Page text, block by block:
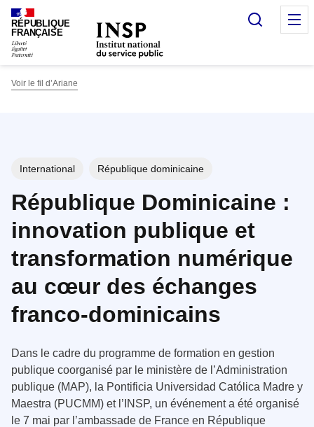
Panneau de gestion des cookies
RÉPUBLIQUE
FRANÇAISE
Voir le fil d’Ariane
International République dominicaine
République Dominicaine :
innovation publique et
transformation numérique
au cœur des échanges
franco-dominicains
Dans le cadre du programme de formation en gestion
publique coorganisé par le ministère de l’Administration
publique (MAP), la Pontificia Universidad Católica Madre y
Maestra (PUCMM) et l’INSP, un événement a été organisé
le 7 mai par l’ambassade de France en République